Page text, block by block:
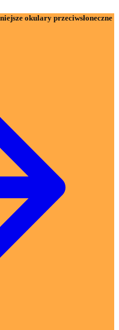
okulary przeciwsłoneczne